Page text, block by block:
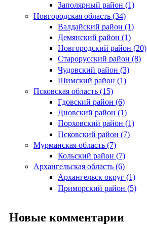
Заполярный район (1)
Новгородская область (34)
Валдайский район (1)
Демянский район (1)
Новгородский район (20)
Старорусский район (8)
Чудовский район (3)
Шимский район (1)
Псковская область (15)
Гдовский район (6)
Дновский район (1)
Порховский район (1)
Псковский район (7)
Мурманская область (7)
Кольский район (7)
Архангельская область (6)
Архангельск округ (1)
Приморский район (5)
Новые комментарии